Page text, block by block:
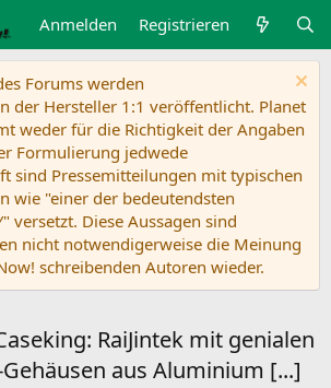
Anmelden Registrieren
Forums werden
der Hersteller 1:1 veröffentlicht. Planet
weder für die Richtigkeit der Angaben
Formulierung jedwede
sind Pressemitteilungen mit typischen
wie "einer der bedeutendsten
versetzt. Diese Aussagen sind
nicht notwendigerweise die Meinung
schreibenden Autoren wieder.
RaiJintek mit genialen
aus Aluminium [...]